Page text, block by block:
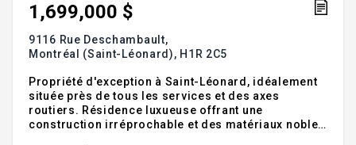
1,699,000 $
9116 Rue Deschambault,
Montréal (Saint-Léonard), H1R 2C5
Propriété d'exception à Saint-Léonard, idéalement
située près de tous les services et des axes
routiers. Résidence luxueuse offrant une
construction irréprochable et des matériaux nobles